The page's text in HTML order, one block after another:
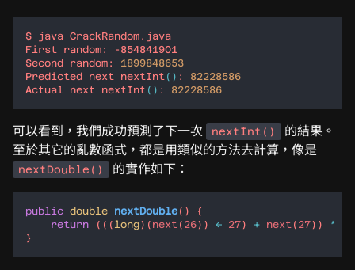
Second random: 1899848653
Predicted next nextInt () : 82228586
Actual next nextInt () : 82228586
可以看到，我們成功預測了下一次 nextInt()
的結果。
至於其它的亂數函式，都是用類似的方法去計算，像是
nextDouble() 的實作如下：
public double nextDouble
return ((( long)( next ( 26)) << 27) + next ( 27)) *